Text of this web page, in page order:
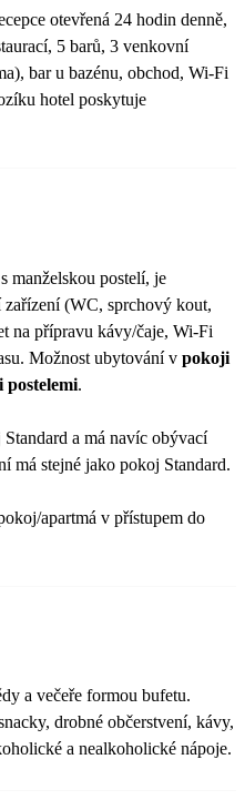
otevřená 24 hodin denně,
5 barů, 3 venkovní
bar u bazénu, obchod, Wi-Fi
hotel poskytuje
manželskou postelí, je
(WC, sprchový kout,
na přípravu kávy/čaje, Wi-Fi
Možnost ubytování v pokoji
postelemi.
a má navíc obývací
má stejné jako pokoj Standard.
apartmá v přístupem do
a večeře formou bufetu.
drobné občerstvení, kávy,
a nealkoholické nápoje.